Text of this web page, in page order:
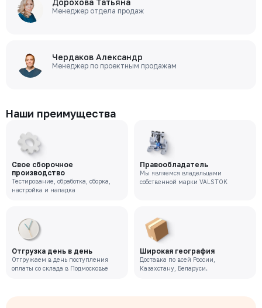
Дорохова Татьяна
Менеджер отдела продаж
Чердаков Александр
Менеджер по проектным продажам
Наши преимущества
Свое сборочное
производство
Тестирование, обработка, сборка,
настройка и наладка
Правообладатель
Мы являемся владельцами
собственной марки VALSTOK
Отгрузка день в день
Отгружаем в день поступления
оплаты со склада в Подмосковье
Широкая география
Доставка по всей России,
Казахстану, Беларуси.